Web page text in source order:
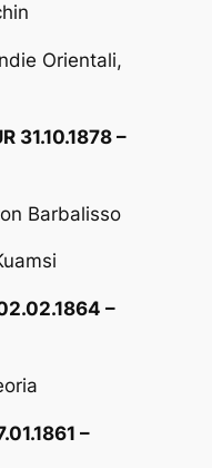
Orientali,
31.10.1878 –
Barbalisso
–
–